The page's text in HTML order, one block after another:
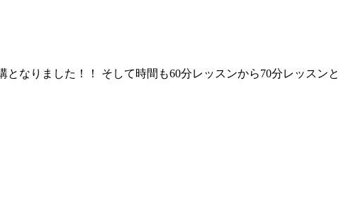
なりました！！ そして時間も60分レッスンから70分レッスンと